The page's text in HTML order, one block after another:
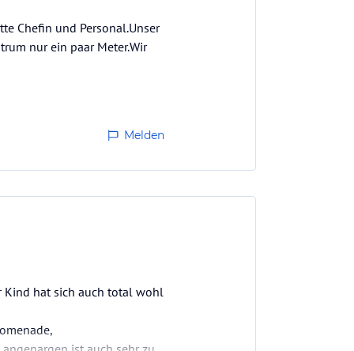
Chefin und Personal.Unser
nur ein paar Meter.Wir
Melden
Kind hat sich auch total wohl